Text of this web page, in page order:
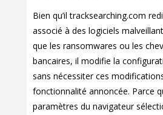
Bien qu’il tracksearching.com
associé à des logiciels
que les ransomwares ou les
bancaires, il modifie la
sans nécessiter ces
fonctionnalité annoncée. Parce
paramètres du navigateur